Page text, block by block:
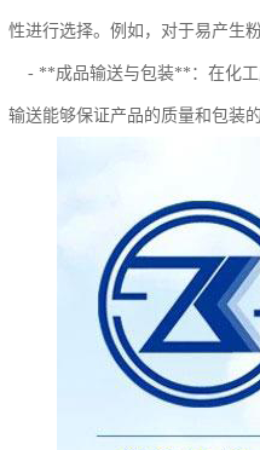
性进行选择。例如，对于易产生
- **成品输送与包装**：在化工
输送能够保证产品的质量和包装的